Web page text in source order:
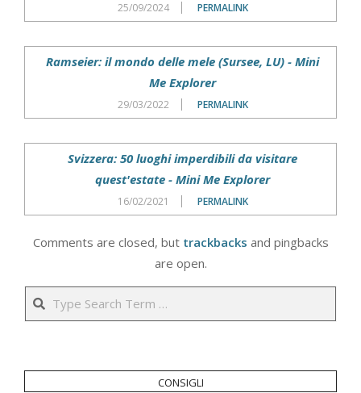
25/09/2024 PERMALINK
Ramseier: il mondo delle mele (Sursee, LU) - Mini
Me Explorer
29/03/2022 PERMALINK
Svizzera: 50 luoghi imperdibili da visitare
quest'estate - Mini Me Explorer
16/02/2021 PERMALINK
Comments are closed, but trackbacks and pingbacks
are open.
consigli